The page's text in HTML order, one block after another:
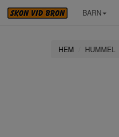
BARN
HEM HUMMEL